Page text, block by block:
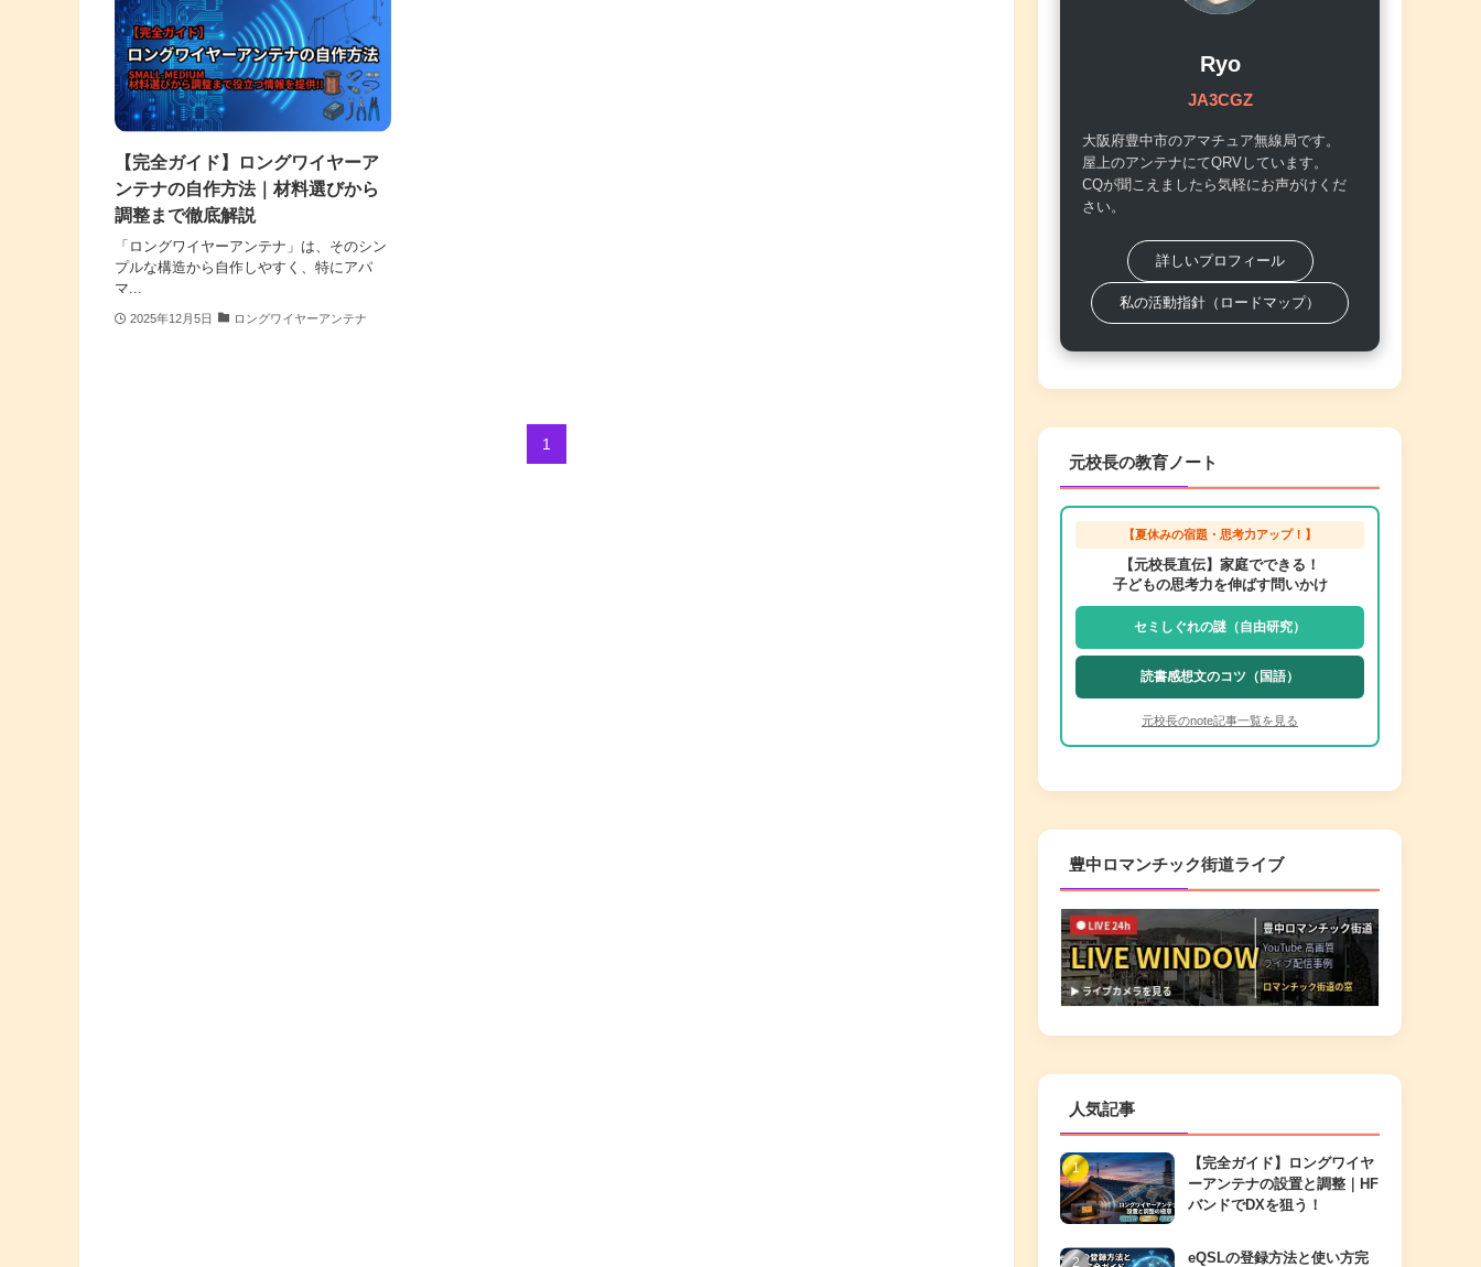
【完全ガイド】ロングワイヤーア
ンテナの自作方法｜材料選びから
調整まで徹底解説
「ロングワイヤーアンテナ」は、そのシン
プルな構造から自作しやすく、特にアパ
マ...
2025年12月5日 ロングワイヤーアンテナ
1
Ryo
JA3CGZ
大阪府豊中市のアマチュア無線局です。
屋上のアンテナにてQRVしています。
CQが聞こえましたら気軽にお声がけくだ
さい。
詳しいプロフィール
私の活動指針（ロードマップ）
元校長の教育ノート
【夏休みの宿題・思考力アップ！】
【元校長直伝】家庭でできる！
子どもの思考力を伸ばす問いかけ
セミしぐれの謎（自由研究）
読書感想文のコツ（国語）
元校長のnote記事一覧を見る
豊中ロマンチック街道ライブ
人気記事
【完全ガイド】ロングワイヤ
ーアンテナの設置と調整｜HF
バンドでDXを狙う！
eQSLの登録方法と使い方完